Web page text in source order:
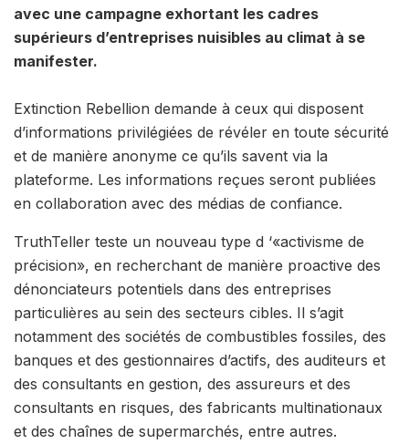
avec une campagne exhortant les cadres
supérieurs d’entreprises nuisibles au climat à se
manifester.
Extinction Rebellion demande à ceux qui disposent
d’informations privilégiées de révéler en toute sécurité
et de manière anonyme ce qu’ils savent via la
plateforme. Les informations reçues seront publiées
en collaboration avec des médias de confiance.
TruthTeller teste un nouveau type d ‘«activisme de
précision», en recherchant de manière proactive des
dénonciateurs potentiels dans des entreprises
particulières au sein des secteurs cibles. Il s’agit
notamment des sociétés de combustibles fossiles, des
banques et des gestionnaires d’actifs, des auditeurs et
des consultants en gestion, des assureurs et des
consultants en risques, des fabricants multinationaux
et des chaînes de supermarchés, entre autres.